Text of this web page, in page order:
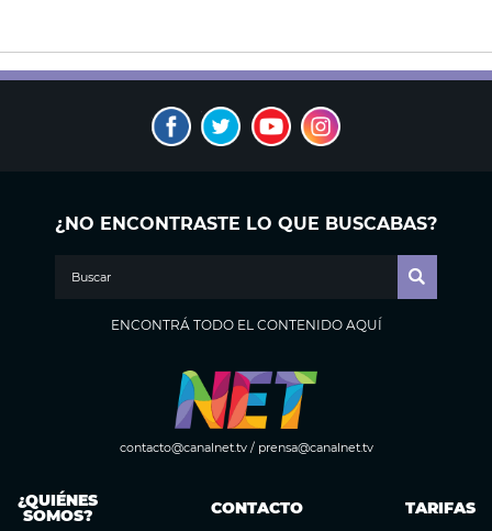
¿NO ENCONTRASTE LO QUE BUSCABAS?
ENCONTRÁ TODO EL CONTENIDO AQUÍ
contacto@canalnet.tv/ prensa@canalnet.tv
¿QUIÉNES
SOMOS? CONTACTO TARIFAS